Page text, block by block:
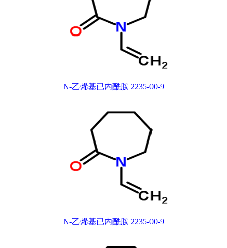
N-乙烯基已内酰胺 2235-00-9
N-乙烯基已内酰胺 2235-00-9